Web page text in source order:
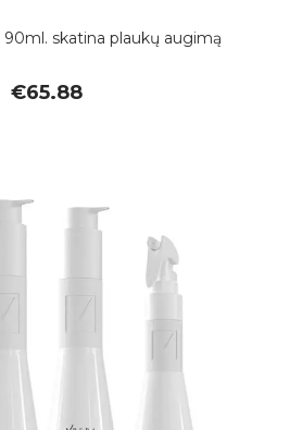
90ml. skatina plaukų augimą
€65.88